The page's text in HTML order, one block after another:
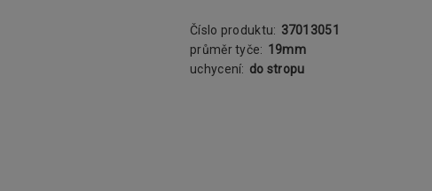
Číslo produktu: 37013051
průměr tyče: 19mm
uchycení: do stropu